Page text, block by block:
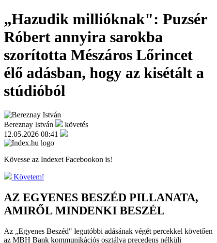
„Hazudik millióknak": Puzsér
Róbert annyira sarokba
szorította Mészáros Lőrincet
élő adásban, hogy az kisétált a
stúdióból
Bereznay István
követés
12.05.2026 08:41
Kövesse az Indexet Facebookon is!
Követem!
AZ EGYENES BESZÉD PILLANATA,
AMIRŐL MINDENKI BESZÉL
Az „Egyenes Beszéd" legutóbbi adásának végét percekkel követően
az MBH Bank kommunikációs osztálya precedens nélküli